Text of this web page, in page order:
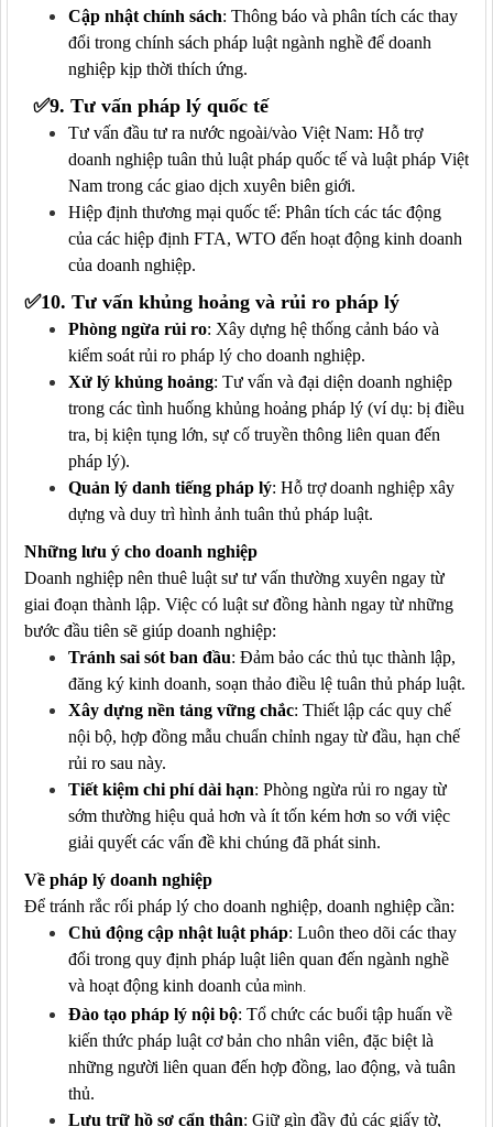
Cập nhật chính sách: Thông báo và phân tích các thay
đổi trong chính sách pháp luật ngành nghề để doanh
nghiệp kịp thời thích ứng.
✅9. Tư vấn pháp lý quốc tế
Tư vấn đầu tư ra nước ngoài/vào Việt Nam: Hỗ trợ
doanh nghiệp tuân thủ luật pháp quốc tế và luật pháp Việt
Nam trong các giao dịch xuyên biên giới.
Hiệp định thương mại quốc tế: Phân tích các tác động
của các hiệp định FTA, WTO đến hoạt động kinh doanh
của doanh nghiệp.
✅10. Tư vấn khủng hoảng và rủi ro pháp lý
Phòng ngừa rủi ro: Xây dựng hệ thống cảnh báo và
kiểm soát rủi ro pháp lý cho doanh nghiệp.
Xử lý khủng hoảng: Tư vấn và đại diện doanh nghiệp
trong các tình huống khủng hoảng pháp lý (ví dụ: bị điều
tra, bị kiện tụng lớn, sự cố truyền thông liên quan đến
pháp lý).
Quản lý danh tiếng pháp lý: Hỗ trợ doanh nghiệp xây
dựng và duy trì hình ảnh tuân thủ pháp luật.
Những lưu ý cho doanh nghiệp
Doanh nghiệp nên thuê luật sư tư vấn thường xuyên ngay từ
giai đoạn thành lập. Việc có luật sư đồng hành ngay từ những
bước đầu tiên sẽ giúp doanh nghiệp:
Tránh sai sót ban đầu: Đảm bảo các thủ tục thành lập,
đăng ký kinh doanh, soạn thảo điều lệ tuân thủ pháp luật.
Xây dựng nền tảng vững chắc: Thiết lập các quy chế
nội bộ, hợp đồng mẫu chuẩn chỉnh ngay từ đầu, hạn chế
rủi ro sau này.
Tiết kiệm chi phí dài hạn: Phòng ngừa rủi ro ngay từ
sớm thường hiệu quả hơn và ít tốn kém hơn so với việc
giải quyết các vấn đề khi chúng đã phát sinh.
Về pháp lý doanh nghiệp
Để tránh rắc rối pháp lý cho doanh nghiệp, doanh nghiệp cần:
Chủ động cập nhật luật pháp: Luôn theo dõi các thay
đổi trong quy định pháp luật liên quan đến ngành nghề
và hoạt động kinh doanh của mình.
Đào tạo pháp lý nội bộ: Tổ chức các buổi tập huấn về
kiến thức pháp luật cơ bản cho nhân viên, đặc biệt là
những người liên quan đến hợp đồng, lao động, và tuân
thủ.
Lưu trữ hồ sơ cẩn thận: Giữ gìn đầy đủ các giấy tờ,